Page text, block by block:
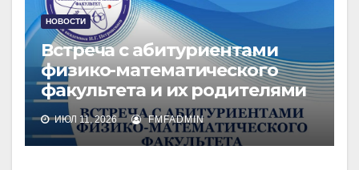
НОВОСТИ
Встреча с абитуриентами
физико-математического
факультета и их родителями
ИЮЛ 11, 2026 FMFADMIN